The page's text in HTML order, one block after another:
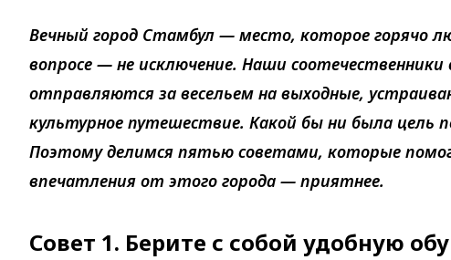
Вечный город Стамбул — место, которое горячо
вопросе — не исключение. Наши
отправляются за весельем на выходные,
культурное путешествие. Какой бы ни была цель
Поэтому делимся пятью советами, которые
впечатления от этого города — приятнее.
Совет 1. Берите с собой удобную